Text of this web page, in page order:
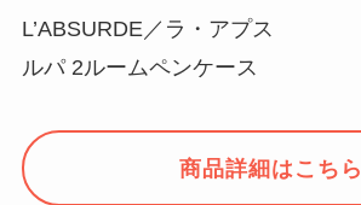
L’ABSURDE／ラ・アプス
ルパ 2ルームペンケース
商品詳細はこちら